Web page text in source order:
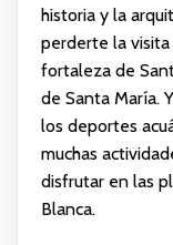
historia y la
perderte la
fortaleza de
de Santa María.
los deportes
muchas
disfrutar en las
Blanca.